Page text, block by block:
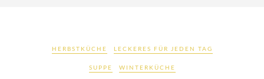
HERBSTKÜCHE LECKERES FÜR JEDEN TAG
SUPPE WINTERKÜCHE